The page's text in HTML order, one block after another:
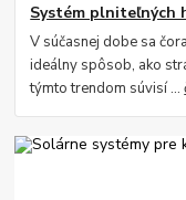
Systém plniteľných
V súčasnej dobe sa
ideálny spôsob, ako
týmto trendom súvisí ...